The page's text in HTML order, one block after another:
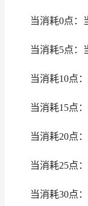
当消耗0点：当
当消耗5点：当
当消耗10点：
当消耗15点：
当消耗20点：
当消耗25点：
当消耗30点：